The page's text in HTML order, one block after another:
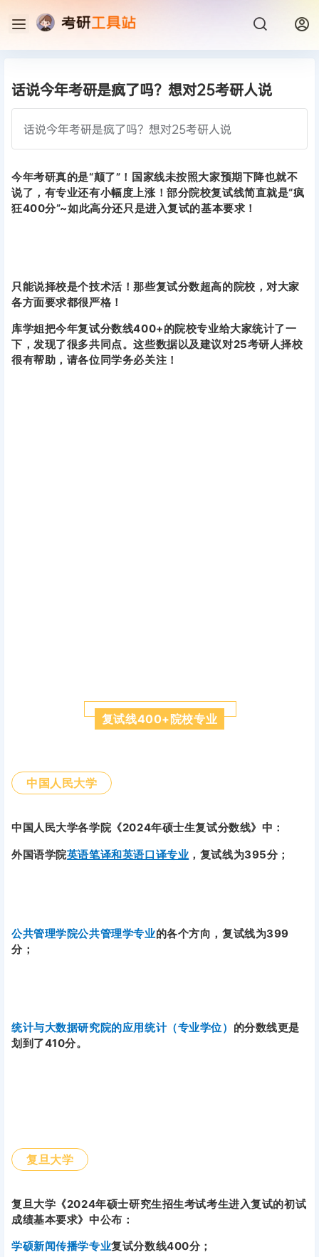
话说今年考研是疯了吗？想对25考研人说
话说今年考研是疯了吗？想对25考研人说
今年考研真的是“颠了”！国家线未按照大家预期下降也就不
说了，有专业还有小幅度上涨！部分院校复试线简直就是“疯
狂400分”~如此高分还只是进入复试的基本要求！
只能说择校是个技术活！那些复试分数超高的院校，对大家
各方面要求都很严格！
库学姐把今年复试分数线400+的院校专业给大家统计了一
下，发现了很多共同点。这些数据以及建议对25考研人择校
很有帮助，请各位同学务必关注！
复试线400+院校专业
中国人民大学
中国人民大学各学院《2024年硕士生复试分数线》中：
外国语学院英语笔译和英语口译专业 ，复试线为395分；
公共管理学院公共管理学专业的各个方向，复试线为399
分；
统计与大数据研究院的应用统计（专业学位） 的分数线更是
划到了410分。
复旦大学
复旦大学《2024年硕士研究生招生考试考生进入复试的初试
成绩基本要求》中公布：
学硕新闻传播学专业复试分数线400分；